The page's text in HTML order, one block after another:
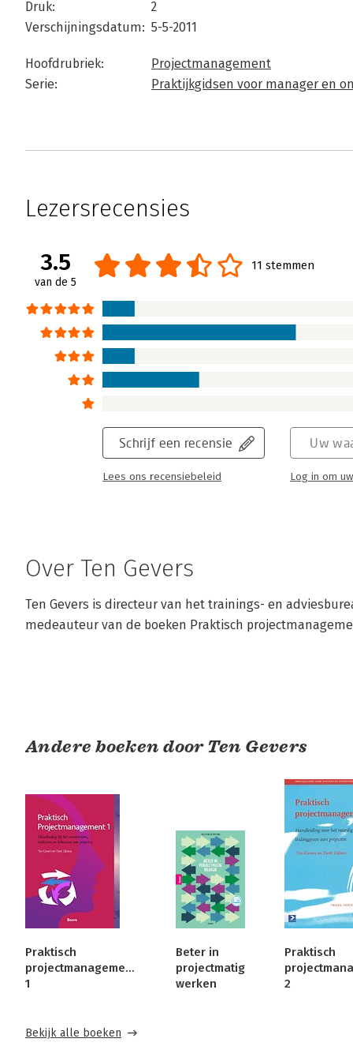
Druk:
2
Verschijningsdatum: 5-5-2011
Hoofdrubriek:
Projectmanagement
Serie:
Praktijkgidsen voor manager en
Lezersrecensies
3.5
van de 5
11 stemmen
Schrijf een recensie
Lees ons recensiebeleid
Uw
Log in om
Over Ten Gevers
Ten Gevers is directeur van het trainings- en
medeauteur van de boeken Praktisch
Andere boeken door Ten Gevers
Praktisch
projectmanagement
1
Beter in
projectmatig
werken
Praktisch
2
Bekijk alle boeken